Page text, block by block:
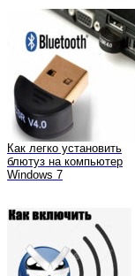
Как легко установить
блютуз на компьютер
Windows 7